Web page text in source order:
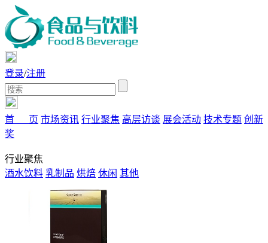
登录/注册
首 页 市场资讯 行业聚焦 高层访谈 展会活动 技术专题 创新
奖
行业聚焦
酒水饮料 乳制品 烘焙 休闲 其他